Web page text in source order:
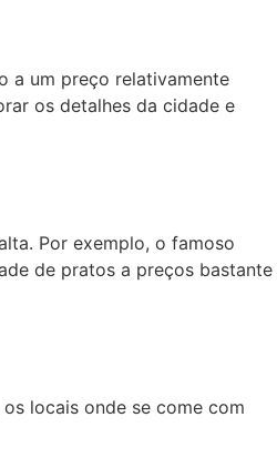
a um preço relativamente
os detalhes da cidade e
Por exemplo, o famoso
de pratos a preços bastante
locais onde se come com